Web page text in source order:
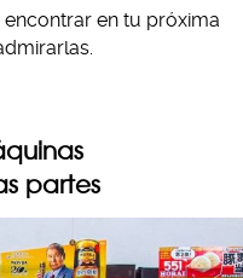
en tu próxima
partes